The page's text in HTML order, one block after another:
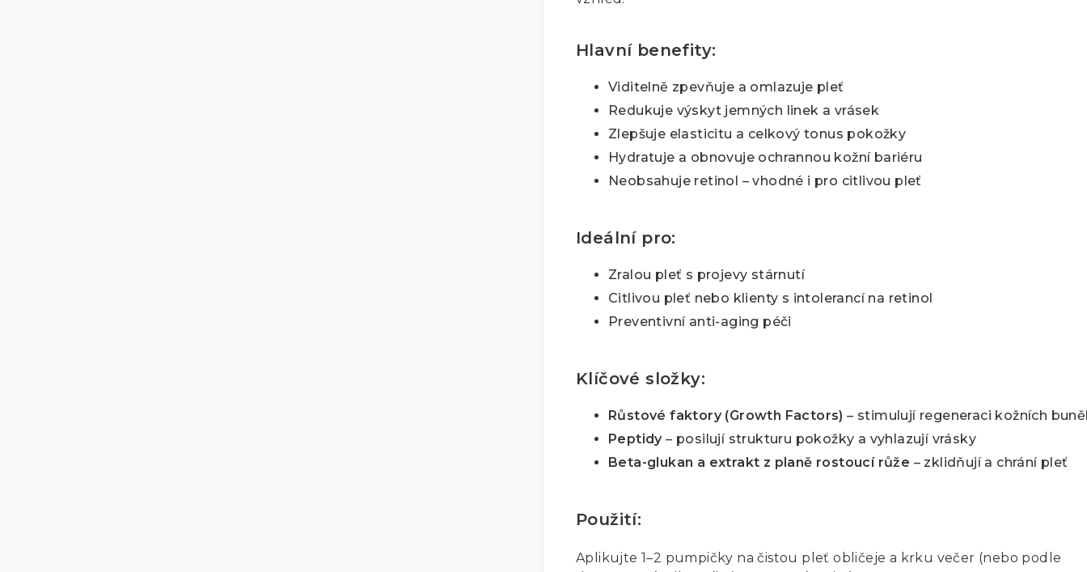
Hlavní benefity:
Viditelně zpevňuje a omlazuje pleť
Redukuje výskyt jemných linek a vrásek
Zlepšuje elasticitu a celkový tonus pokožky
Hydratuje a obnovuje ochrannou kožní bariéru
Neobsahuje retinol – vhodné i pro citlivou pleť
Ideální pro:
Zralou pleť s projevy stárnutí
Citlivou pleť nebo klienty s intolerancí na retinol
Preventivní anti-aging péči
Klíčové složky:
Růstové faktory (Growth Factors) – stimulují regeneraci kožních
Peptidy – posilují strukturu pokožky a vyhlazují vrásky
Beta-glukan a extrakt z planě rostoucí růže – zklidňují a chrání pleť
Použití:
Aplikujte 1–2 pumpičky na čistou pleť obličeje a krku večer (nebo podle